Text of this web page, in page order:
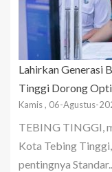
Lahirkan Generasi
Tinggi Dorong
Kamis , 06-Agustus-
TEBING TINGGI,
Kota Tebing
pentingnya